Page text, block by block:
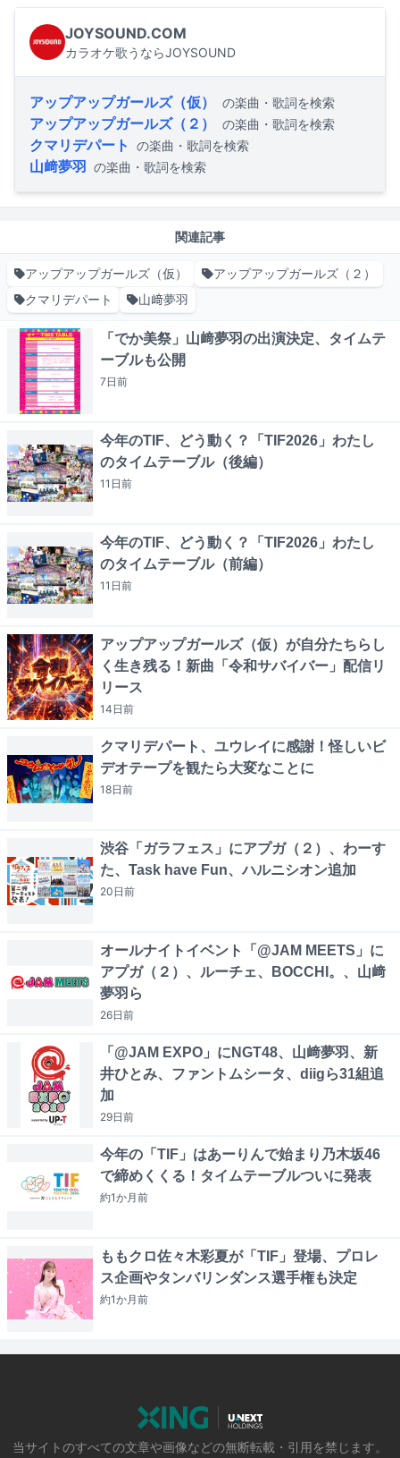
JOYSOUND.COM
カラオケ歌うならJOYSOUND
アップアップガールズ（仮） の楽曲・歌詞を検索
アップアップガールズ（２） の楽曲・歌詞を検索
クマリデパート の楽曲・歌詞を検索
山﨑夢羽 の楽曲・歌詞を検索
関連記事
アップアップガールズ（仮）
アップアップガールズ（２）
クマリデパート
山﨑夢羽
「でか美祭」山﨑夢羽の出演決定、タイムテ
ーブルも公開
7日前
今年のTIF、どう動く？「TIF2026」わたし
のタイムテーブル（後編）
11日前
今年のTIF、どう動く？「TIF2026」わたし
のタイムテーブル（前編）
11日前
アップアップガールズ（仮）が自分たちらし
く生き残る！新曲「令和サバイバー」配信リ
リース
14日前
クマリデパート、ユウレイに感謝！怪しいビ
デオテープを観たら大変なことに
18日前
渋谷「ガラフェス」にアプガ（２）、わーす
た、Task have Fun、ハルニシオン追加
20日前
オールナイトイベント「@JAM MEETS」に
アプガ（２）、ルーチェ、BOCCHI。、山﨑
夢羽ら
26日前
「@JAM EXPO」にNGT48、山﨑夢羽、新
井ひとみ、ファントムシータ、diigら31組追
加
29日前
今年の「TIF」はあーりんで始まり乃木坂46
で締めくくる！タイムテーブルついに発表
約1か月前
ももクロ佐々木彩夏が「TIF」登場、プロレ
ス企画やタンバリンダンス選手権も決定
約1か月前
当サイトのすべての文章や画像などの無断転載・引用を禁じます。